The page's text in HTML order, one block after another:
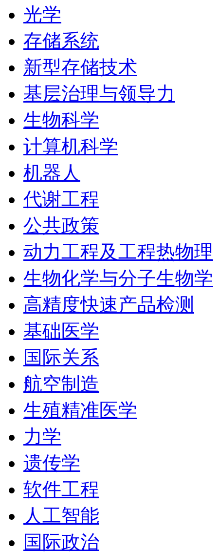
光学
存储系统
新型存储技术
基层治理与领导力
生物科学
计算机科学
机器人
代谢工程
公共政策
动力工程及工程热物理
生物化学与分子生物学
高精度快速产品检测
基础医学
国际关系
航空制造
生殖精准医学
力学
遗传学
软件工程
人工智能
国际政治